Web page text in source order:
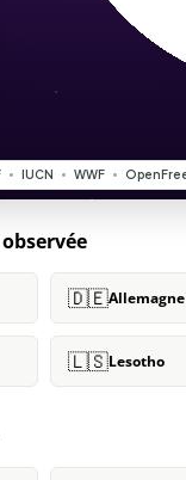
🇩🇪Allemagne
🇱🇸Lesotho